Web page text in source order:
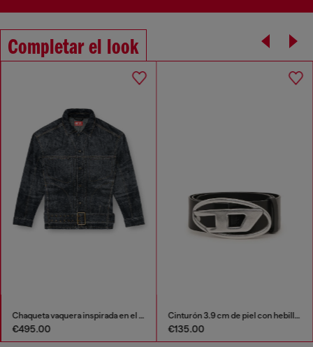
Completar el look
Chaqueta vaquera inspirada en el biker
€495.00
Cinturón 3.9 cm de piel con hebilla en D
€135.00